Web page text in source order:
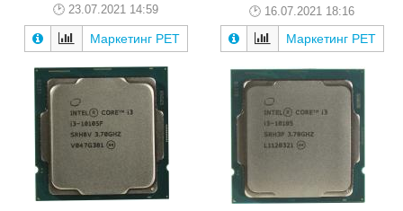
23.07.2021 14:59
Маркетинг РЕТ
16.07.2021 18:16
Маркетинг РЕТ